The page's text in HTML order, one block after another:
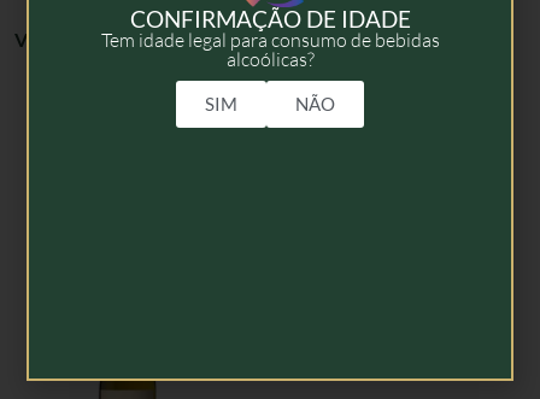
Van Zellers 10 Anos Tawny
€
Van Zellers VZ Branco
25,00
CONFIRMAÇÃO DE IDADE
Tem idade legal para consumo de bebidas
alcoólicas?
SIM NÃO